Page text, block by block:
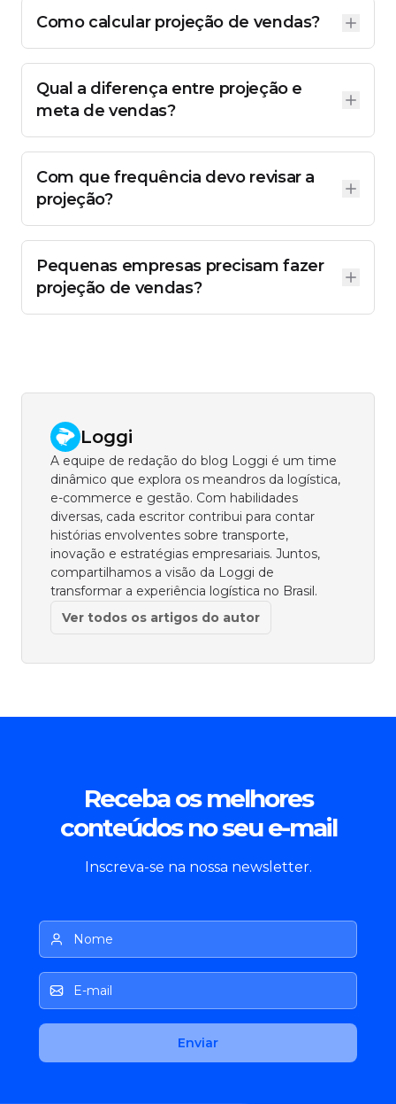
Como calcular projeção de vendas?
Qual a diferença entre projeção e
meta de vendas?
podem ser diferentes.
Com que frequência devo revisar a
projeção?
Pequenas empresas precisam fazer
projeção de vendas?
Loggi
A equipe de redação do blog Loggi é um time
dinâmico que explora os meandros da logística,
e-commerce e gestão. Com habilidades
diversas, cada escritor contribui para contar
histórias envolventes sobre transporte,
inovação e estratégias empresariais. Juntos,
compartilhamos a visão da Loggi de
transformar a experiência logística no Brasil.
Ver todos os artigos do autor
Receba os melhores
conteúdos no seu e-mail
Inscreva-se na nossa newsletter.
Nome
E-mail
Enviar